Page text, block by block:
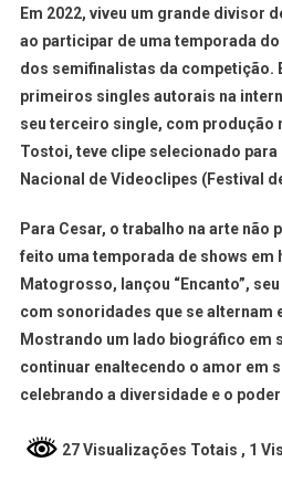
Em 2022, viveu um grande divisor
ao participar de uma temporada
dos semifinalistas da competição.
primeiros singles autorais na
seu terceiro single, com produção
Tostoi, teve clipe selecionado
Nacional de Videoclipes (Festival
Para Cesar, o trabalho na arte não
feito uma temporada de shows em
Matogrosso, lançou “Encanto”,
com sonoridades que se alternam
Mostrando um lado biográfico em
continuar enaltecendo o amor em
celebrando a diversidade e o
27 Visualizações Totais , 1